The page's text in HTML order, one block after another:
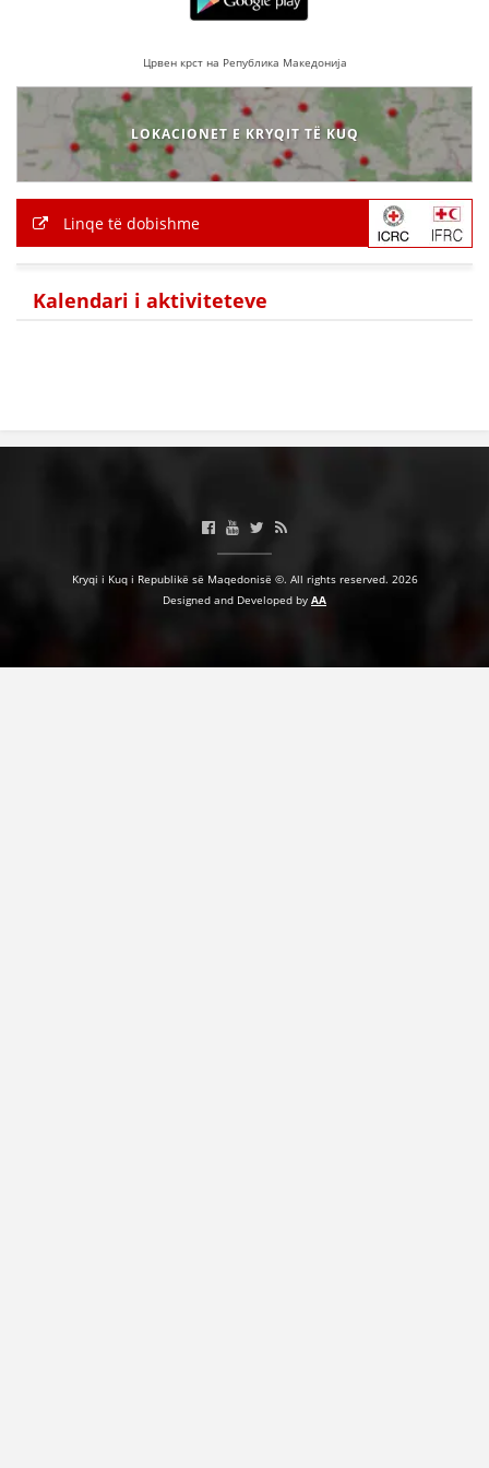
MARRËVESHJE
PROJEKTE
SHËRBIMI PËR KËRKIM
VEPRIMTARI SHËNDETËSORE PREVENTIVE
DORACAKË
MATERIAL EDUKATIVO INFORMATIV
Црвен крст на Република Македонија
LOKACIONET E KRYQIT TË KUQ
Linqe të dobishme
Kalendari i aktiviteteve
Kryqi i Kuq i Republikë së Maqedonisë ©. All rights reserved. 2026
Designed and Developed by AA